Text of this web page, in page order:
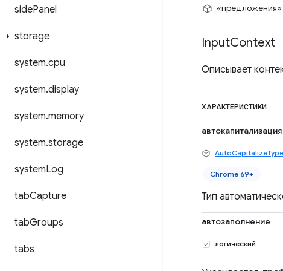
sidePanel
storage
system.cpu
system.display
system.memory
system.storage
systemLog
tabCapture
tabGroups
tabs
«предложения»
InputContext
Описывает
ХАРАКТЕРИСТИКИ
автокапитализация
AutoCapitalizeType
Chrome 69+
Тип
автозаполнение
логический